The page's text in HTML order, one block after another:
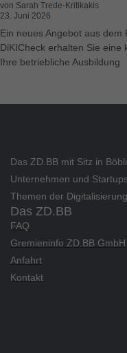
von Sarah Trede-Kritikakis
23. Juni 2026
Ein neues Angebot aus dem
DiKICheck erhalten Sie
Ihre betriebliche Ausbildung
Das ZD.BB mit Sitz in
Unternehmen und
Themen der Digitalisierung.
Das ZD.BB
FAQ
Gremieninfo ZD.BB GmbH
Anfahrt
Kontakt
Alle
Nur
Cookie-
Marketing (1)
Marketing-Cookies
verwendet, um
dies, indem sie
Cookie-
werden standardmäßig